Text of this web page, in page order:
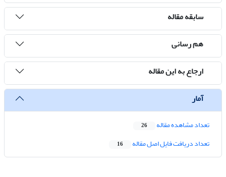
سابقه مقاله
هم رسانی
ارجاع به این مقاله
آمار
تعداد مشاهده مقاله 26
تعداد دریافت فایل اصل مقاله 16